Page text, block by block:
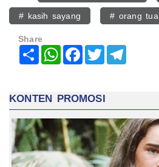
# kasih sayang # orang tua
Share
Share WhatsAppFacebook
Twitter